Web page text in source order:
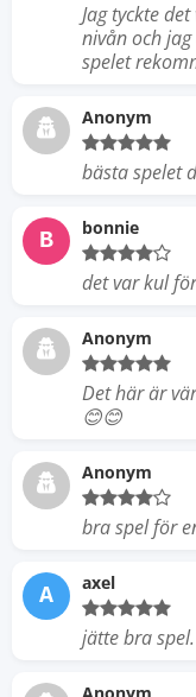
Jag tyckte
nivån och
spelet
Anonym
bästa spelet
B bonnie
det var kul
Anonym
Det här är
😊😊
Anonym
bra spel för
A axel
jätte bra